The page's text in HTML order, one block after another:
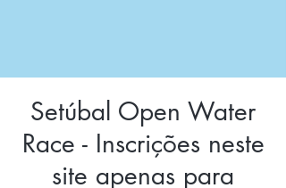
Setúbal Open Water
Race - Inscrições neste
site apenas para